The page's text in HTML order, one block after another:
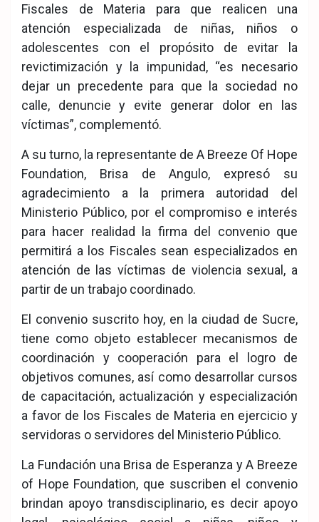
Fiscales de Materia para que realicen una
atención especializada de niñas, niños o
adolescentes con el propósito de evitar la
revictimización y la impunidad, “es necesario
dejar un precedente para que la sociedad no
calle, denuncie y evite generar dolor en las
víctimas”, complementó.
A su turno, la representante de A Breeze Of Hope
Foundation, Brisa de Angulo, expresó su
agradecimiento a la primera autoridad del
Ministerio Público, por el compromiso e interés
para hacer realidad la firma del convenio que
permitirá a los Fiscales sean especializados en
atención de las víctimas de violencia sexual, a
partir de un trabajo coordinado.
El convenio suscrito hoy, en la ciudad de Sucre,
tiene como objeto establecer mecanismos de
coordinación y cooperación para el logro de
objetivos comunes, así como desarrollar cursos
de capacitación, actualización y especialización
a favor de los Fiscales de Materia en ejercicio y
servidoras o servidores del Ministerio Público.
La Fundación una Brisa de Esperanza y A Breeze
of Hope Foundation, que suscriben el convenio
brindan apoyo transdisciplinario, es decir apoyo